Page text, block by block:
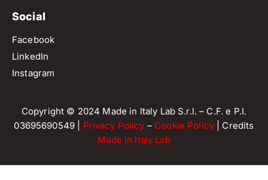
Social
Facebook
LinkedIn
Instagram
Copyright © 2024 Made in Italy Lab S.r.l. – C.F. e P.I.
03695690549 | Privacy Policy – Cookie Policy | Credits
Made in Italy Lab